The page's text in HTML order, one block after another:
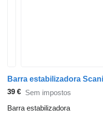
39 € Sem impostos
Barra estabilizadora